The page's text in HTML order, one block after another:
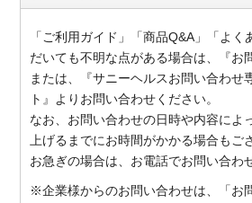
「ご利用ガイド」「商品Q&A」「よ
だいても不明な点がある場合は、『お
または、『サニーヘルスお問い合わせ
ト』よりお問い合わせください。
なお、お問い合わせの日時や内容によ
上げるまでにお時間がかかる場合もご
お急ぎの場合は、お電話でお問い合わ
※企業様からのお問い合わせは、「お